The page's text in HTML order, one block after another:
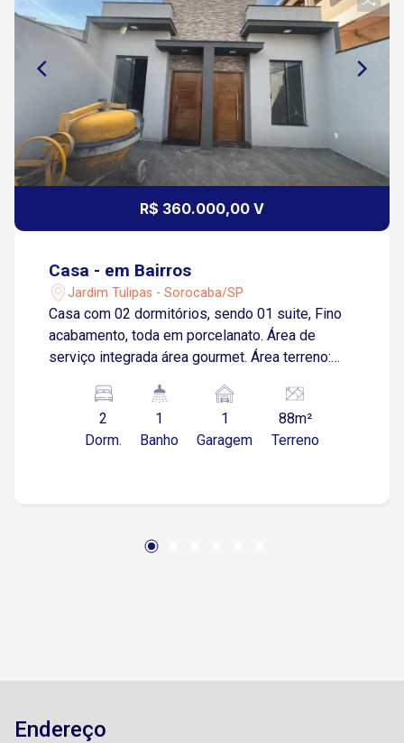
R$ 360.000,00 V
Casa - em Bairros
Jardim Tulipas - Sorocaba/SP
Casa com 02 dormitórios, sendo 01 suite, Fino
acabamento, toda em porcelanato. Área de
serviço integrada área gourmet. Área terreno:
garagem Faltando apenas alguns detalhes.
Lembrando que essas casas são gemeas,
geminadas apenas no projeto, elas são
2
Dorm.
1
Banho
1
Garagem
88m²
Terreno
Endereço